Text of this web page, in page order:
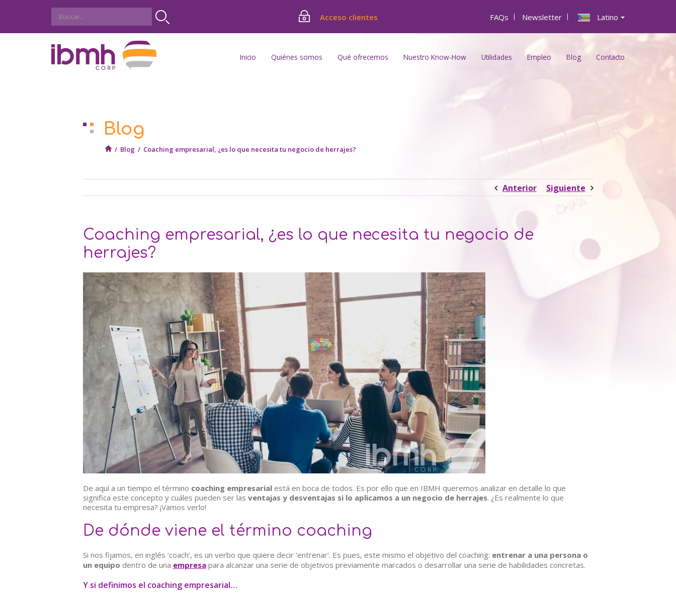
Acceso clientes FAQs | Newsletter | Latino
Inicio Quiénes somos Qué ofrecemos Nuestro Know-How Utilidades Empleo Blog Contacto
Blog
/ Blog / Coaching empresarial, ¿es lo que necesita tu negocio de herrajes?
Anterior Siguiente
Coaching empresarial, ¿es lo que necesita tu negocio de
herrajes?
De aquí a un tiempo el término coaching empresarialestá en boca de todos. Es por ello que en IBMH queremos analizar en detalle lo que
significa este concepto y cuáles pueden ser las ventajas y desventajas si lo aplicamos a un negocio de herrajes. ¿Es realmente lo que
necesita tu empresa? ¡Vamos verlo!
De dónde viene el término coaching
Si nos fijamos, en inglés ‘coach’, es un verbo que quiere decir ‘entrenar’. Es pues, este mismo el objetivo del coaching: entrenar a una persona o
un equipo dentro de una empresapara alcanzar una serie de objetivos previamente marcados o desarrollar una serie de habilidades concretas.
Y si definimos el coaching empresarial…